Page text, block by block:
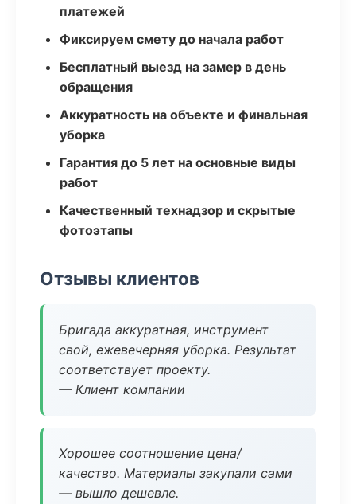
платежей
Фиксируем смету до начала работ
Бесплатный выезд на замер в день
обращения
Аккуратность на объекте и финальная
уборка
Гарантия до 5 лет на основные виды
работ
Качественный технадзор и скрытые
фотоэтапы
Отзывы клиентов
Бригада аккуратная, инструмент
свой, ежевечерняя уборка. Результат
соответствует проекту.
— Клиент компании
Хорошее соотношение цена/
качество. Материалы закупали сами
— вышло дешевле.